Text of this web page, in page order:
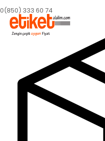
0(850) 333 60 74